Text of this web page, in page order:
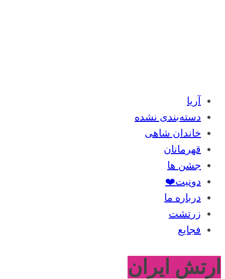
آریا
دسته‌بندی نشده
خاندان شاهی
قهرمانان
جشن ها
دونیت❤️
درباره ما
زرتشت
فجایع
ارتش ایران